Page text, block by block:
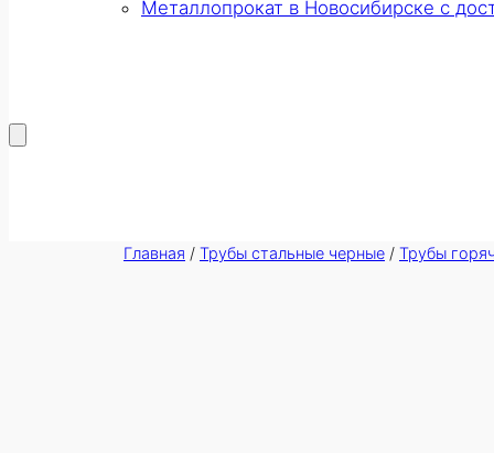
Металлопрокат в Новосибирске с
Главная / Трубы стальные черные / Трубы